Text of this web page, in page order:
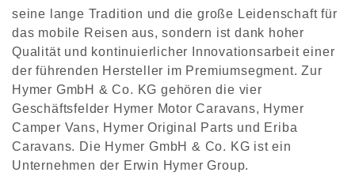
seine lange Tradition und die große Leidenschaft für
das mobile Reisen aus, sondern ist dank hoher
Qualität und kontinuierlicher Innovationsarbeit einer
der führenden Hersteller im Premiumsegment. Zur
Hymer GmbH & Co. KG gehören die vier
Geschäftsfelder Hymer Motor Caravans, Hymer
Camper Vans, Hymer Original Parts und Eriba
Caravans. Die Hymer GmbH & Co. KG ist ein
Unternehmen der Erwin Hymer Group.